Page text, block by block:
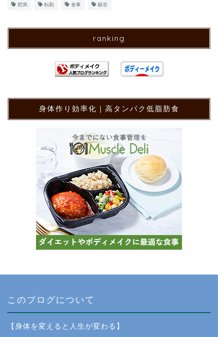
肥満 転勤 食事 騒音
ranking
身体作り効率化｜高タンパク低脂肪食
このブログについて
【身体を変えると人生が変わる】